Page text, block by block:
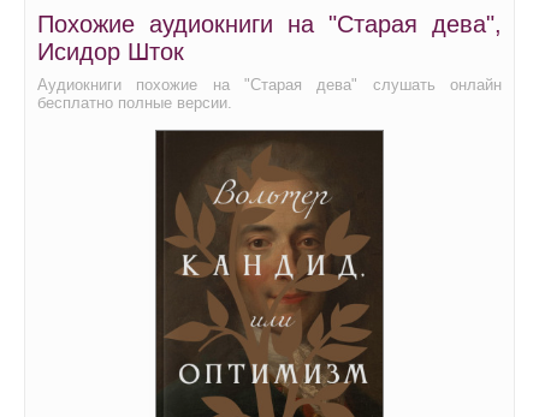
Похожие аудиокниги на "Старая дева",
Исидор Шток
Аудиокниги похожие на "Старая дева" слушать онлайн
бесплатно полные версии.